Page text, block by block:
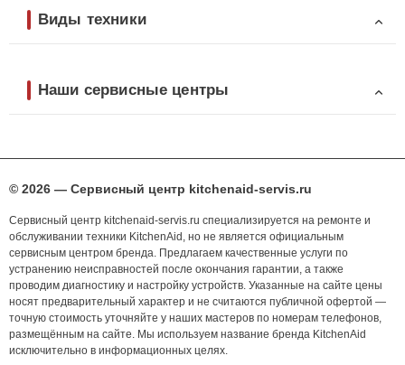
Виды техники
Наши сервисные центры
© 2026 — Сервисный центр kitchenaid-servis.ru
Сервисный центр kitchenaid-servis.ru специализируется на ремонте и
обслуживании техники KitchenAid, но не является официальным
сервисным центром бренда. Предлагаем качественные услуги по
устранению неисправностей после окончания гарантии, а также
проводим диагностику и настройку устройств. Указанные на сайте цены
носят предварительный характер и не считаются публичной офертой —
точную стоимость уточняйте у наших мастеров по номерам телефонов,
размещённым на сайте. Мы используем название бренда KitchenAid
исключительно в информационных целях.